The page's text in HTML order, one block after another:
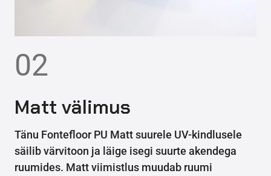
02
Matt välimus
Tänu Fontefloor PU Matt suurele UV-kindlusele
säilib värvitoon ja läige isegi suurte akendega
ruumides. Matt viimistlus muudab ruumi